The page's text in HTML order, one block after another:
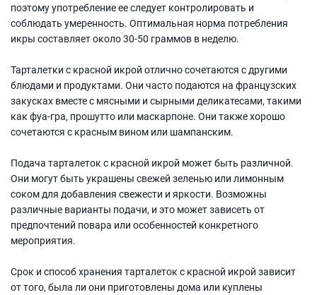
поэтому употребление ее следует контролировать и
соблюдать умеренность. Оптимальная норма потребления
икры составляет около 30-50 граммов в неделю.
Тарталетки с красной икрой отлично сочетаются с другими
блюдами и продуктами. Они часто подаются на французских
закусках вместе с мясными и сырными деликатесами, такими
как фуа-гра, прошутто или маскарпоне. Они также хорошо
сочетаются с красным вином или шампанским.
Подача тарталеток с красной икрой может быть различной.
Они могут быть украшены свежей зеленью или лимонным
соком для добавления свежести и яркости. Возможны
различные варианты подачи, и это может зависеть от
предпочтений повара или особенностей конкретного
мероприятия.
Срок и способ хранения тарталеток с красной икрой зависит
от того, была ли они приготовлены дома или куплены